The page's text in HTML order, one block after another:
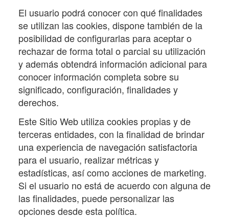
El usuario podrá conocer con qué finalidades
se utilizan las cookies, dispone también de la
posibilidad de configurarlas para aceptar o
rechazar de forma total o parcial su utilización
y además obtendrá información adicional para
conocer información completa sobre su
significado, configuración, finalidades y
derechos.
Este Sitio Web utiliza cookies propias y de
terceras entidades, con la finalidad de brindar
una experiencia de navegación satisfactoria
para el usuario, realizar métricas y
estadísticas, así como acciones de marketing.
Si el usuario no está de acuerdo con alguna de
las finalidades, puede personalizar las
opciones desde esta política.